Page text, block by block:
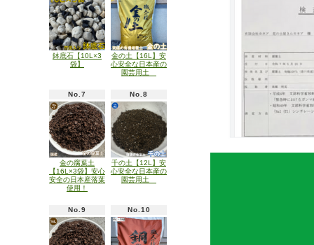
鉢底石【10L×3
袋】
金の土【16L】安
心安全な日本産の
園芸用土
No.7
金の腐葉土
【16L×3袋】安心
安全の日本産落葉
使用！
No.8
千の土【12L】安
心安全な日本産の
園芸用土
No.9 No.10